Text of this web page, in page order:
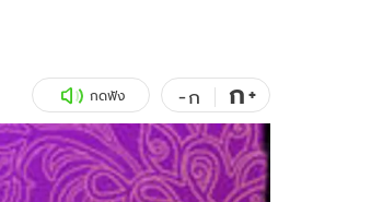
รถยนต์
สุขภาพ
เที่ยว-กิน
คลิป
พอดแคสต์
ดูทีวี
WeTV
กดฟัง -ก ก+